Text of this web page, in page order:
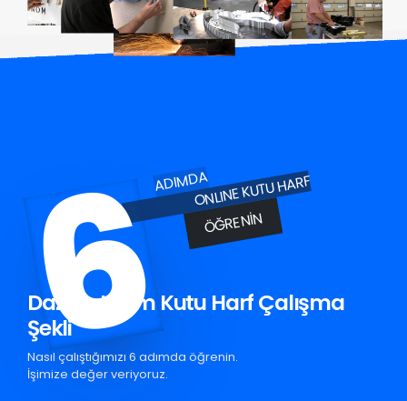
6ADIMDAONLINE KUTU HARF
ÖĞRENIN
Dazkırı Krom Kutu Harf Çalışma
Şekli
Nasıl çalıştığımızı 6 adımda öğrenin.
İşimize değer veriyoruz.